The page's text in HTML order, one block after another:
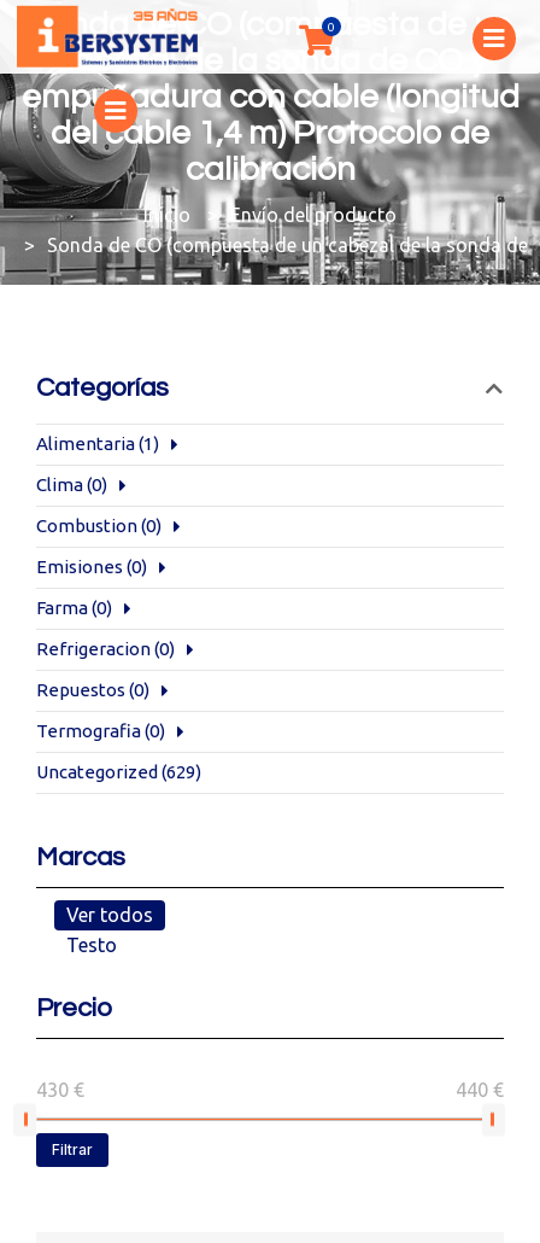
Sonda de CO (compuesta de un
cabezal de la sonda de CO y
empuñadura con cable (longitud
del cable 1,4 m) Protocolo de
calibración
You are here:
Envío del producto
Sonda de CO (compuesta de un cabezal de la sonda
Categorías
Alimentaria(1)
Clima(0)
Combustion(0)
Emisiones (0)
Farma(0)
Refrigeracion(0)
Repuestos (0)
Termografia(0)
Uncategorized (629)
Marcas
Ver todos
Testo
Precio
430 € 440 €
Filtrar